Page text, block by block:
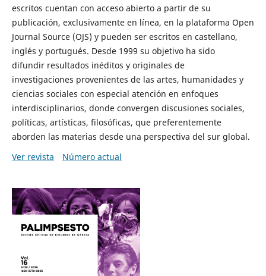
escritos cuentan con acceso abierto a partir de su
publicación, exclusivamente en línea, en la plataforma Open
Journal Source (OJS) y pueden ser escritos en castellano,
inglés y portugués. Desde 1999 su objetivo ha sido
difundir resultados inéditos y originales de
investigaciones provenientes de las artes, humanidades y
ciencias sociales con especial atención en enfoques
interdisciplinarios, donde convergen discusiones sociales,
políticas, artísticas, filosóficas, que preferentemente
aborden las materias desde una perspectiva del sur global.
Ver revista
Número actual